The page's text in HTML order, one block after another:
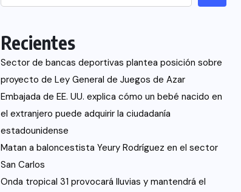
Recientes
Sector de bancas deportivas plantea posición sobre
proyecto de Ley General de Juegos de Azar
Embajada de EE. UU. explica cómo un bebé nacido en
el extranjero puede adquirir la ciudadanía
estadounidense
Matan a baloncestista Yeury Rodríguez en el sector
San Carlos
Onda tropical 31 provocará lluvias y mantendrá el